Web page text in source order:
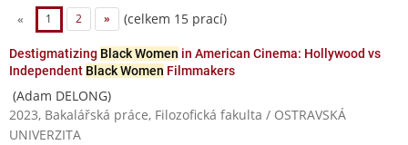
« 1 2 » (celkem 15 prací)
Destigmatizing Black Women in American Cinema: Hollywood vs
Independent Black Women Filmmakers
(Adam DELONG)
2023, Bakalářská práce, Filozofická fakulta / OSTRAVSKÁ
UNIVERZITA